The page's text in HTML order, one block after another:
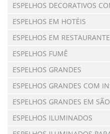
ESPELHOS DECORATIVOS
ESPELHOS EM HOTÉIS
ESPELHOS EM
ESPELHOS FUMÊ
ESPELHOS GRANDES
ESPELHOS GRANDES COM
ESPELHOS GRANDES EM
ESPELHOS ILUMINADOS